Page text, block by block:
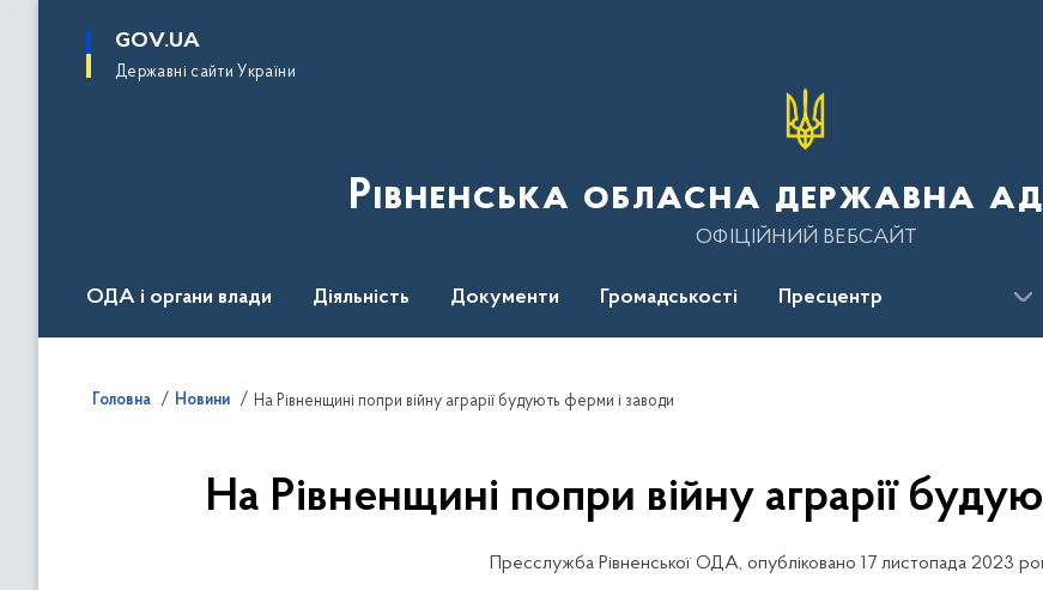
основного
GOV.UA
Державні сайти України
Рівненська обласна державна
ОФІЦІЙНИЙ ВЕБСАЙТ
ОДА і органи влади Діяльність Документи Громадськості Пресцентр
Головна Новини На Рівненщині попри війну аграрії будують ферми і заводи
На Рівненщині попри війну аграрії
Пресслужба Рівненської ОДА, опубліковано 17 листопада 2023